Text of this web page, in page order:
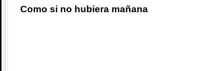
Como si no hubiera mañana